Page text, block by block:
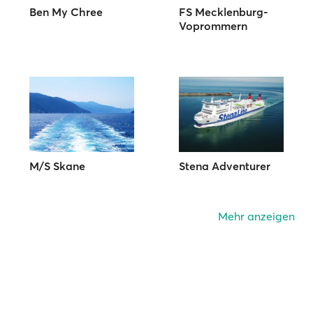
Ben My Chree
FS Mecklenburg-
Voprommern
M/S Skane Stena Adventurer
Mehr anzeigen